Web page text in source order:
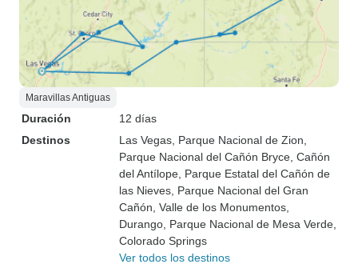
Maravillas Antiguas
Duración
12 días
Destinos
Las Vegas , Parque Nacional de Zion
Parque Nacional del Cañón Bryce , Cañón
del Antílope , Parque Estatal del Cañón de
las Nieves , Parque Nacional del Gran
Cañón , Valle de los Monumentos
Durango , Parque Nacional de Mesa Verde
Colorado Springs
Ver todos los destinos